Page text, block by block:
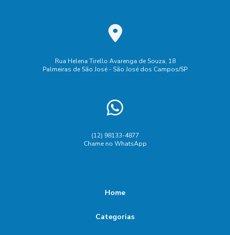
Rua Helena Tirello Avarenga de Souza, 18
Palmeiras de São José - São José dos Campos/SP
(12) 98133-4877
Chame no WhatsApp
Home
Categorias